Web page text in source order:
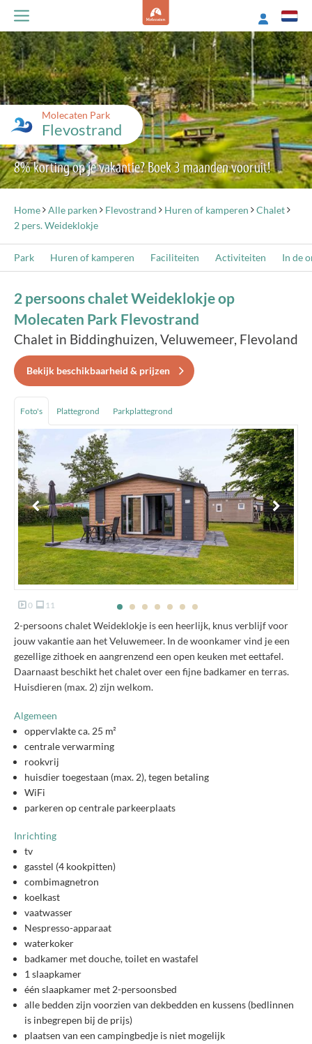
Molecaten Park
Flevostrand
8% korting op je vakantie? Boek 3 maanden vooruit!
Home Alle parken Flevostrand Huren of kamperen
Chalet
2 pers. Weideklokje
Park Huren of kamperen Faciliteiten Activiteiten In de
2 persoons chalet Weideklokje op
Molecaten Park Flevostrand
Chalet in Biddinghuizen, Veluwemeer, Flevoland
Bekijk beschikbaarheid & prijzen
Foto's Plattegrond Parkplattegrond
0 11
2-persoons chalet Weideklokje is een heerlijk, knus verblijf voor
jouw vakantie aan het Veluwemeer. In de woonkamer vind je een
gezellige zithoek en aangrenzend een open keuken met eettafel.
Daarnaast beschikt het chalet over een fijne badkamer en terras.
Huisdieren (max. 2) zijn welkom.
Algemeen
oppervlakte ca. 25 m²
centrale verwarming
rookvrij
huisdier toegestaan (max. 2), tegen betaling
WiFi
parkeren op centrale parkeerplaats
Inrichting
tv
gasstel (4 kookpitten)
combimagnetron
koelkast
vaatwasser
Nespresso-apparaat
waterkoker
badkamer met douche, toilet en wastafel
1 slaapkamer
één slaapkamer met 2-persoonsbed
alle bedden zijn voorzien van dekbedden en kussens (bedlinnen
is inbegrepen bij de prijs)
plaatsen van een campingbedje is niet mogelijk